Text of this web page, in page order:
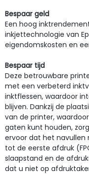
Bespaar geld
Een hoog
inkjettechnologie van
eigendomskosten en
Bespaar tijd
Deze betrouwbare
met een verbeterd
inktflessen, waardoor
blijven. Dankzij de
van de printer,
gaten kunt houden,
ervoor dat het navullen
tot de eerste afdruk
slaapstand en de
dat u niet op